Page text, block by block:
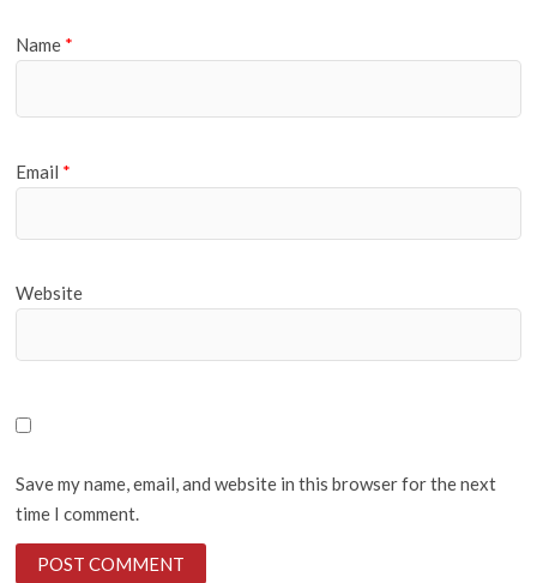
Name *
Email *
Website
Save my name, email, and website in this browser for the next
time I comment.